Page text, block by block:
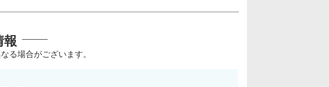
報
る場合がございます。